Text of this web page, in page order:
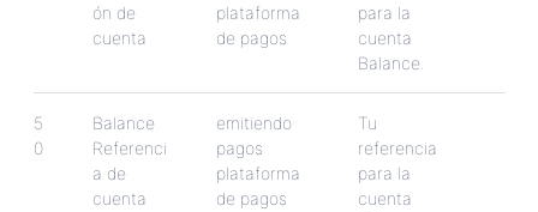
ón de
cuenta
plataforma
de pagos
para la
cuenta
Balance
5
0
Balance
Referenci
a de
cuenta
emitiendo
pagos
plataforma
de pagos
Tu
referencia
para la
cuenta